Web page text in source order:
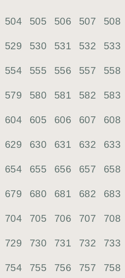
504 505 506 507 508
529 530 531 532 533
554 555 556 557 558
579 580 581 582 583
604 605 606 607 608
629 630 631 632 633
654 655 656 657 658
679 680 681 682 683
704 705 706 707 708
729 730 731 732 733
754 755 756 757 758